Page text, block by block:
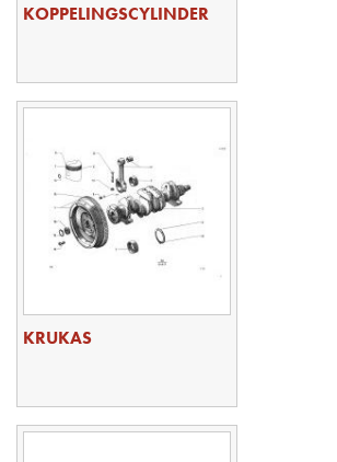
KOPPELINGSCYLINDER
KRUKAS